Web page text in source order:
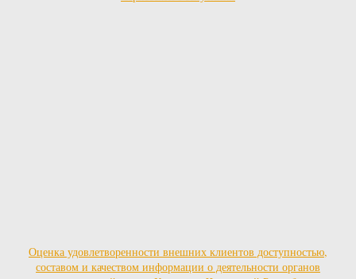
Оценка удовлетворенности внешних клиентов доступностью,
составом и качеством информации о деятельности органов